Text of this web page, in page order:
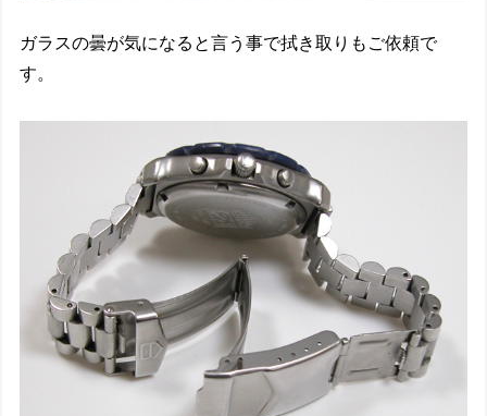
ガラスの曇が気になると言う事で拭き取りもご依頼で
す。